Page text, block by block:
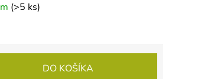
(>5 ks)
DO KOŠÍKA